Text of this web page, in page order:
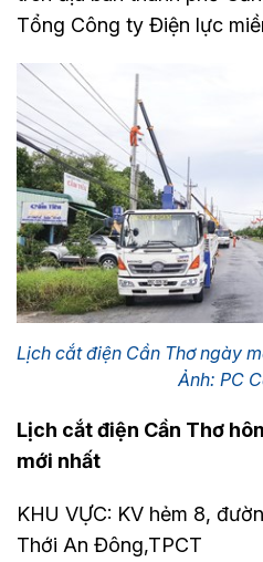
Tổng Công ty Điện lực
Lịch cắt điện Cần Thơ ngày
Ảnh: PC
Lịch cắt điện Cần Thơ
mới nhất
KHU VỰC: KV hẻm 8,
Thới An Đông,TPCT